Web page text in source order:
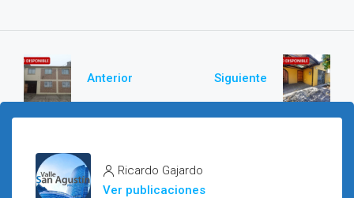
Anterior Siguiente
Ricardo Gajardo
Ver publicaciones